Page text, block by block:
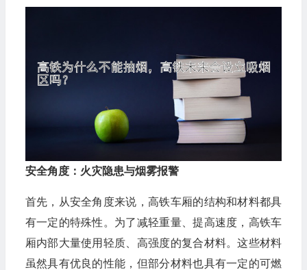
安全角度：火灾隐患与烟雾报警
首先，从安全角度来说，高铁车厢的结构和材料都具
有一定的特殊性。为了减轻重量、提高速度，高铁车
厢内部大量使用轻质、高强度的复合材料。这些材料
虽然具有优良的性能，但部分材料也具有一定的可燃